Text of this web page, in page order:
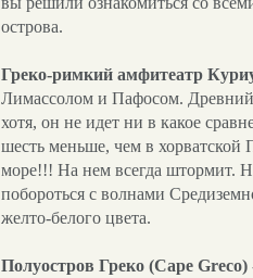
острова.
Греко-римкий амфитеатр
Лимассолом и Пафосом.
хотя, он не идет ни в какое
шесть меньше, чем в хорватской
море!!! На нем всегда штормит.
побороться с волнами
желто-белого цвета.
Полуостров Греко (Cape Greco)